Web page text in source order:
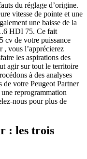
du réglage d’origine.
vitesse de pointe et une
une baisse de la
HDI 75. Ce fait
cv de votre puissance
, vous l’apprécierez
les aspirations des
agir sur tout le territoire
à des analyses
de votre Peugeot Partner
reprogrammation
nous pour plus de
: les trois